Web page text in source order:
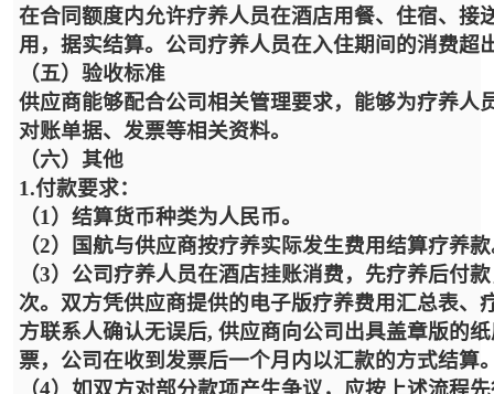
在合同额度内允许疗养人员在酒店用餐、住宿、
用，据实结算。公司疗养人员在入住期间的消费超
（五）验收标准
供应商能够配合公司相关管理要求，能够为疗养
对账单据、发票等相关资料。
（六）其他
1.付款要求：
（1）结算货币种类为人民币。
（2）国航与供应商按疗养实际发生费用结算疗养
（3）公司疗养人员在酒店挂账消费，先疗养后付
次。双方凭供应商提供的电子版疗养费用汇总表
方联系人确认无误后, 供应商向公司出具盖章版的
票，公司在收到发票后一个月内以汇款的方式结算
（4）如双方对部分款项产生争议，应按上述流程